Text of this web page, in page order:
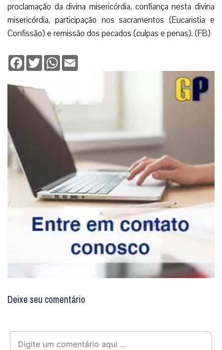
proclamação da divina misericórdia, confiança nesta divina
misericórdia, participação nos sacramentos (Eucaristia e
Confissão) e remissão dos pecados (culpas e penas). (FB)
Facebook
TwitterWhatsApp
Deixe seu comentário